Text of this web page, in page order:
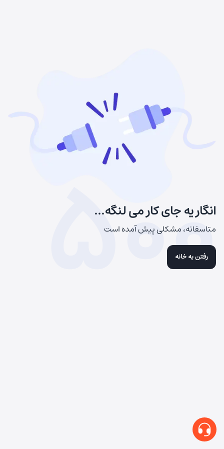
انگار یه جای کار می لنگه...
متاسفانه، مشکلی پیش آمده است
رفتن به خانه
500